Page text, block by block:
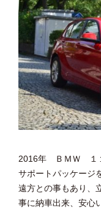
2016年 ＢＭＷ １
サポートパッケージ
遠方との事もあり、
事に納車出来、安心